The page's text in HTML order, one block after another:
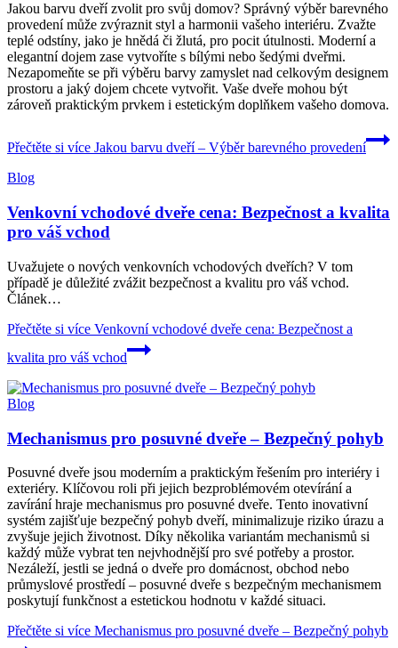
Jakou barvu dveří zvolit pro svůj domov? Správný výběr barevného
provedení může zvýraznit styl a harmonii vašeho interiéru. Zvažte
teplé odstíny, jako je hnědá či žlutá, pro pocit útulnosti. Moderní a
elegantní dojem zase vytvoříte s bílými nebo šedými dveřmi.
Nezapomeňte se při výběru barvy zamyslet nad celkovým designem
prostoru a jaký dojem chcete vytvořit. Vaše dveře mohou být
zároveň praktickým prvkem i estetickým doplňkem vašeho domova.
Přečtěte si více Jakou barvu dveří – Výběr barevného provedení
Blog
Venkovní vchodové dveře cena: Bezpečnost a kvalita
pro váš vchod
Uvažujete o nových venkovních vchodových dveřích? V tom
případě je důležité zvážit bezpečnost a kvalitu pro váš vchod.
Článek…
Přečtěte si více Venkovní vchodové dveře cena: Bezpečnost a
kvalita pro váš vchod
Blog
Mechanismus pro posuvné dveře – Bezpečný pohyb
Posuvné dveře jsou moderním a praktickým řešením pro interiéry i
exteriéry. Klíčovou roli při jejich bezproblémovém otevírání a
zavírání hraje mechanismus pro posuvné dveře. Tento inovativní
systém zajišťuje bezpečný pohyb dveří, minimalizuje riziko úrazu a
zvyšuje jejich životnost. Díky několika variantám mechanismů si
každý může vybrat ten nejvhodnější pro své potřeby a prostor.
Nezáleží, jestli se jedná o dveře pro domácnost, obchod nebo
průmyslové prostředí – posuvné dveře s bezpečným mechanismem
poskytují funkčnost a estetickou hodnotu v každé situaci.
Přečtěte si více Mechanismus pro posuvné dveře – Bezpečný pohyb